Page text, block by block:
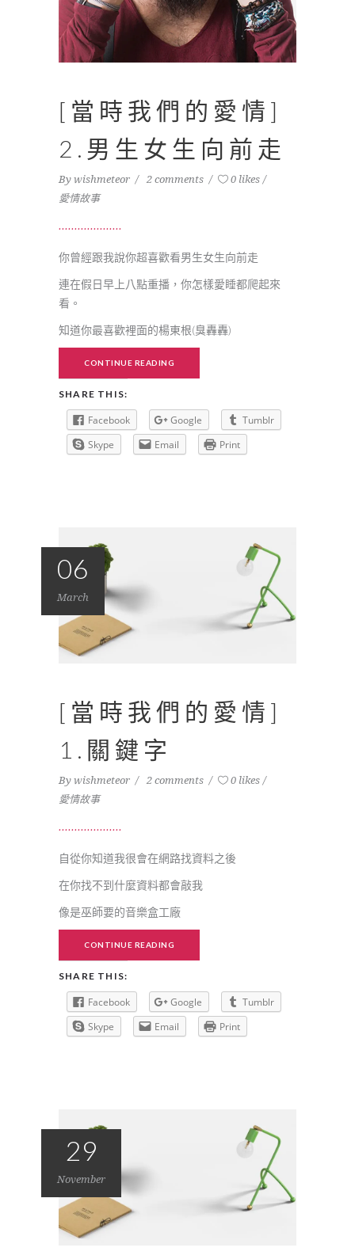
[當時我們的愛情]
2.男生女生向前走
By wishmeteor 2 comments
0 likes
愛情故事
你曾經跟我說你超喜歡看男生女生向前走
連在假日早上八點重播，你怎樣愛睡都爬起來
看。
知道你最喜歡裡面的楊東根(臭轟轟)
CONTINUE READING
SHARE THIS:
Facebook Google
Tumblr
Skype
Email Print
06
March
[當時我們的愛情]
1.關鍵字
By wishmeteor 2 comments
0 likes
愛情故事
自從你知道我很會在網路找資料之後
在你找不到什麼資料都會敲我
像是巫師要的音樂盒工廠
CONTINUE READING
SHARE THIS:
Facebook Google
Tumblr
Skype
Email Print
29
November